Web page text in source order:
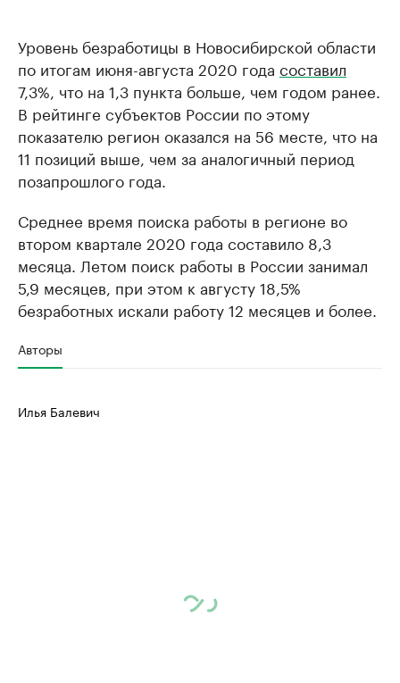
Уровень безработицы в Новосибирской области
по итогам июня-августа 2020 года составил
7,3%, что на 1,3 пункта больше, чем годом ранее.
В рейтинге субъектов России по этому
показателю регион оказался на 56 месте, что на
11 позиций выше, чем за аналогичный период
позапрошлого года.
Среднее время поиска работы в регионе во
втором квартале 2020 года составило 8,3
месяца. Летом поиск работы в России занимал
5,9 месяцев, при этом к августу 18,5%
безработных искали работу 12 месяцев и более.
Авторы
Илья Балевич